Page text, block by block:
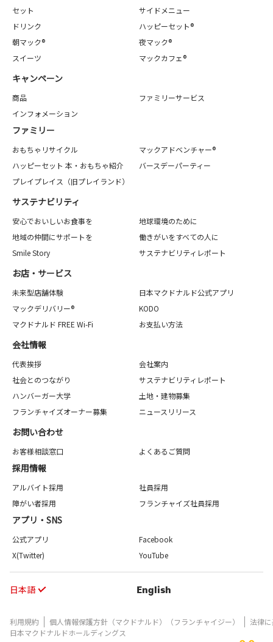
セット
サイドメニュー
ドリンク
ハッピーセット®
朝マック®
夜マック®
スイーツ
マックカフェ®
キャンペーン
商品
ファミリーサービス
インフォメーション
ファミリー
おもちゃリサイクル
マックアドベンチャー®
ハッピーセット 本・おもちゃ紹介
バースデーパーティー
プレイプレイス（旧プレイランド）
サステナビリティ
安心でおいしいお食事を
地球環境のために
地域の仲間にサポートを
働きがいをすべての人に
Smile Story
サステナビリティレポート
お店・サービス
未来型店舗体験
日本マクドナルド公式アプリ
マックデリバリー®
KODO
マクドナルド FREE Wi-Fi
お支払い方法
会社情報
代表挨拶
会社案内
社会とのつながり
サステナビリティレポート
ハンバーガー大学
土地・建物募集
フランチャイズオーナー募集
ニュースリリース
お問い合わせ
お客様相談窓口 よくあるご質問
採用情報
アルバイト採用
社員採用
障がい者採用
フランチャイズ社員採用
アプリ・SNS
公式アプリ
Facebook
X(Twitter)
YouTube
日本語 English
利用規約 個人情報保護方針（マクドナルド）（フランチャイジー）
法律
日本マクドナルドホールディングス